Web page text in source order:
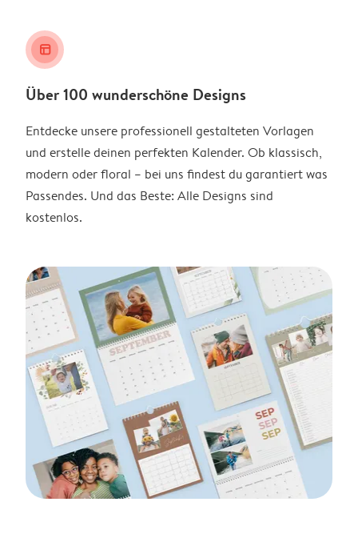
layout_alt
Über 100 wunderschöne Designs
Entdecke unsere professionell gestalteten Vorlagen
und erstelle deinen perfekten Kalender. Ob klassisch,
modern oder floral – bei uns findest du garantiert was
Passendes. Und das Beste: Alle Designs sind
kostenlos.